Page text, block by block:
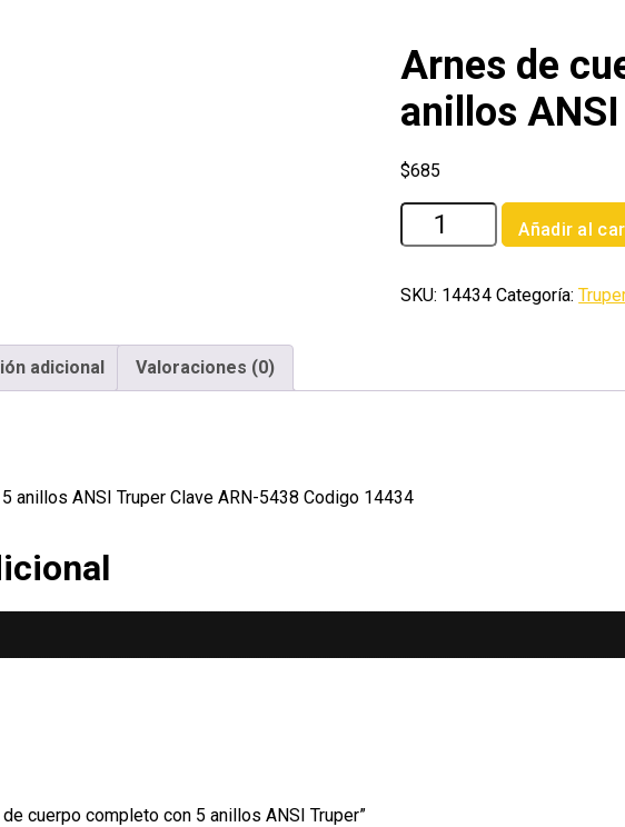
Arnes de
anillos
$685
Arnes
de
completo
Añadir al
SKU: 14434 Categoría:
adicional Valoraciones (0)
anillos ANSI Truper Clave ARN-5438 Codigo 14434
cuerpo completo con 5 anillos ANSI Truper”